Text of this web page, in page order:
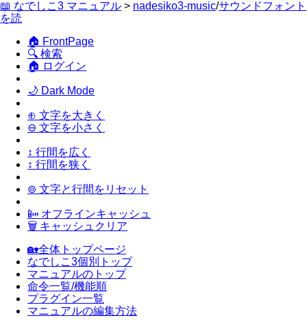
📖 なでしこ3 マニュアル > nadesiko3-music/サウンドフォント
を読
🏠 FrontPage
🔍 検索
🏠 ログイン
🌙 Dark Mode
⊕ 文字を大きく
⊖ 文字を小さく
↕ 行間を広く
↕ 行間を狭く
⊚ 文字と行間をリセット
📴 オフラインキャッシュ
🗑 キャッシュクリア
🏡全体トップページ
なでしこ3個別トップ
マニュアルのトップ
命令一覧/機能順
プラグイン一覧
マニュアルの編集方法